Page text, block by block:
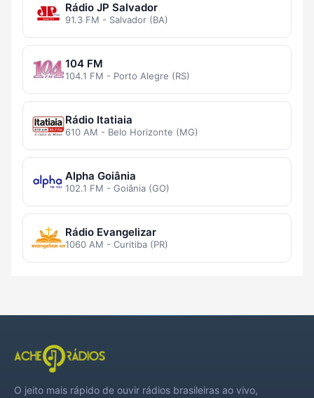
Rádio JP Salvador
91.3 FM - Salvador (BA)
104 FM
104.1 FM - Porto Alegre (RS)
Rádio Itatiaia
610 AM - Belo Horizonte (MG)
Alpha Goiânia
102.1 FM - Goiânia (GO)
Rádio Evangelizar
1060 AM - Curitiba (PR)
O jeito mais rápido de ouvir rádios brasileiras ao vivo,